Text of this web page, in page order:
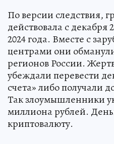
По версии следствия,
действовала с декабря
2024 года. Вместе с
центрами они
регионов России.
убеждали перевести
счета» либо получали
Так злоумышленники
миллиона рублей.
криптовалюту.